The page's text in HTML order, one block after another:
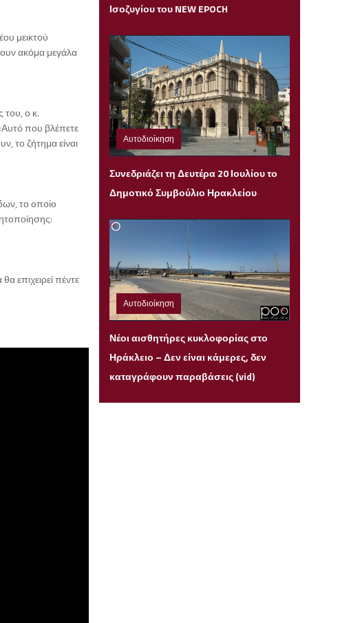
μεικτού
ακόμα μεγάλα
του, ο κ.
που βλέπετε
το ζήτημα είναι
το οποίο
επιχειρεί πέντε
Ισοζυγίου του NEW EPOCH
Αυτοδιοίκηση
Κυριακή 19 Ιουλίου 2026 21:04
Συνεδριάζει τη Δευτέρα 20 Ιουλίου το
Δημοτικό Συμβούλιο Ηρακλείου
Αυτοδιοίκηση
Τρίτη 14 Ιουλίου 2026 22:05
Νέοι αισθητήρες κυκλοφορίας στο
Ηράκλειο – Δεν είναι κάμερες, δεν
καταγράφουν παραβάσεις (vid)